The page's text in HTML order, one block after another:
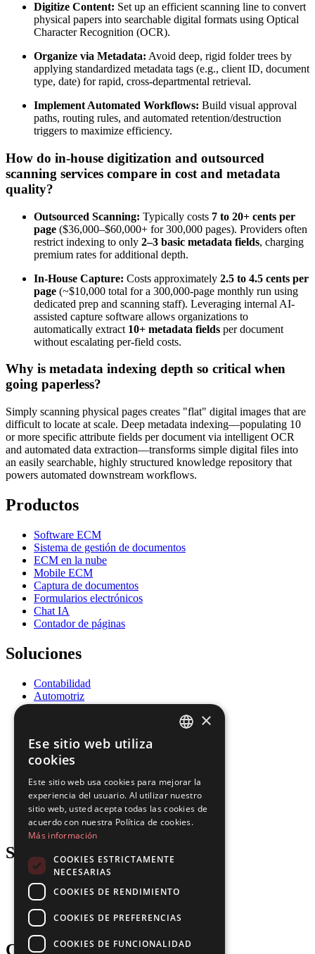
Digitize Content: Set up an efficient scanning line to convert
physical papers into searchable digital formats using Optical
Character Recognition (OCR).
Organize via Metadata: Avoid deep, rigid folder trees by
applying standardized metadata tags (e.g., client ID, document
type, date) for rapid, cross-departmental retrieval.
Implement Automated Workflows: Build visual approval
paths, routing rules, and automated retention/destruction
triggers to maximize efficiency.
How do in-house digitization and outsourced
scanning services compare in cost and metadata
quality?
Outsourced Scanning: Typically costs 7 to 20+ cents per
page ($36,000–$60,000+ for 300,000 pages). Providers often
restrict indexing to only 2–3 basic metadata fields, charging
premium rates for additional depth.
In-House Capture: Costs approximately 2.5 to 4.5 cents per
page (~$10,000 total for a 300,000-page monthly run using
dedicated prep and scanning staff). Leveraging internal AI-
assisted capture software allows organizations to
automatically extract 10+ metadata fields per document
without escalating per-field costs.
Why is metadata indexing depth so critical when
going paperless?
Simply scanning physical pages creates "flat" digital images that are
difficult to locate at scale. Deep metadata indexing—populating 10
or more specific attribute fields per document via intelligent OCR
and automated data extraction—transforms simple digital files into
an easily searchable, highly structured knowledge repository that
powers automated downstream workflows.
Productos
Software ECM
Sistema de gestión de documentos
ECM en la nube
Mobile ECM
Captura de documentos
Formularios electrónicos
Chat IA
Contador de páginas
Soluciones
Contabilidad
Automotriz
Salud
Recursos Humanos
Legal
Logística
Fabricación
Inmobiliario
Support
Blog
Descargas
Actualizaciones
Gartner
Company
SPANISH
PORTUGUESE
×
Ese sitio web utiliza
cookies
Este sitio web usa cookies para mejorar la
experiencia del usuario. Al utilizar nuestro
sitio web, usted acepta todas las cookies de
acuerdo con nuestra Política de cookies.
Más información
COOKIES ESTRICTAMENTE
NECESARIAS
COOKIES DE RENDIMIENTO
COOKIES DE PREFERENCIAS
COOKIES DE FUNCIONALIDAD